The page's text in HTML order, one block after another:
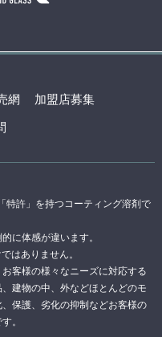
網 加盟店募集
特許」を持つコーティング溶剤で
に体感が違います。
はありません。
客様の様々なニーズに対応する
建物の中、外などほとんどのモ
保護、劣化の抑制などお客様の
。